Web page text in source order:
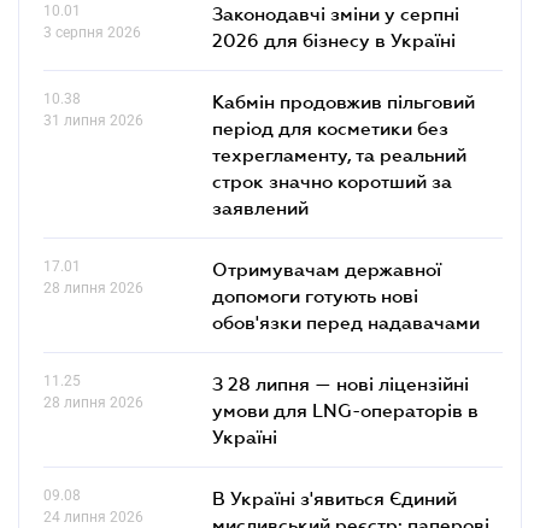
10.01
3 серпня 2026
Законодавчі зміни у серпні
2026 для бізнесу в Україні
10.38
31 липня 2026
Кабмін продовжив пільговий
період для косметики без
техрегламенту, та реальний
строк значно коротший за
заявлений
17.01
28 липня 2026
Отримувачам державної
допомоги готують нові
обов'язки перед надавачами
11.25
28 липня 2026
З 28 липня — нові ліцензійні
умови для LNG-операторів в
Україні
09.08
24 липня 2026
В Україні з'явиться Єдиний